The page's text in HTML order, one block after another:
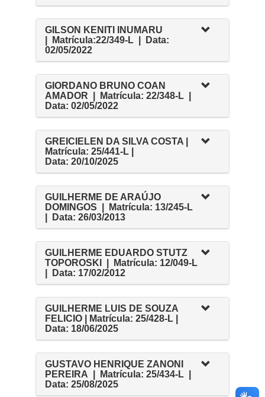
GILSON KENITI INUMARU
| Matrícula:22/349-L | Data:
02/05/2022
GIORDANO BRUNO COAN
AMADOR | Matrícula: 22/348-L |
Data: 02/05/2022
GREICIELEN DA SILVA COSTA |
Matrícula: 25/441-L |
Data: 20/10/2025
GUILHERME DE ARAÚJO
DOMINGOS | Matrícula: 13/245-L
| Data: 26/03/2013
GUILHERME EDUARDO STUTZ
TOPOROSKI | Matrícula: 12/049-L
| Data: 17/02/2012
GUILHERME LUIS DE SOUZA
FELICIO | Matrícula: 25/428-L |
Data: 18/06/2025
GUSTAVO HENRIQUE ZANONI
PEREIRA | Matrícula: 25/434-L |
Data: 25/08/2025